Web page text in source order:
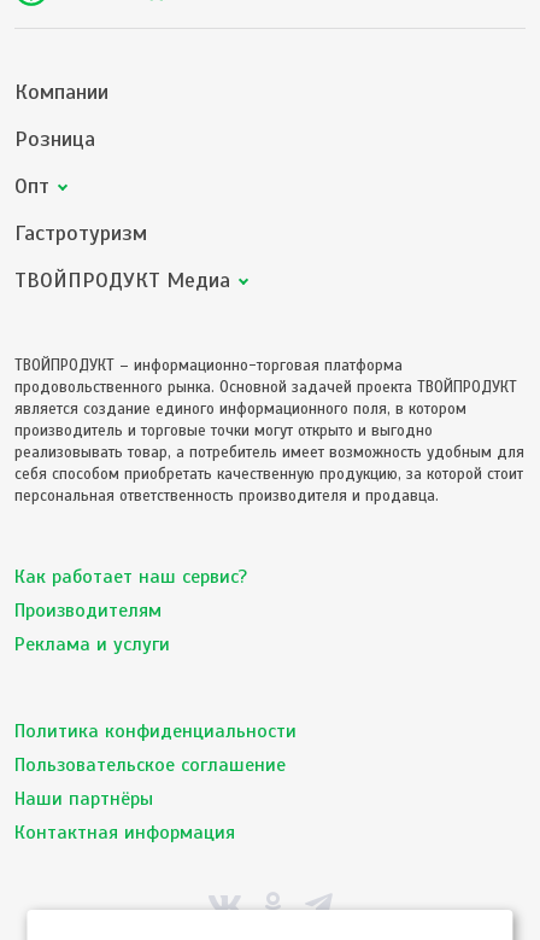
Компании
Розница
Опт
Гастротуризм
ТВОЙПРОДУКТ Медиа
ТВОЙПРОДУКТ – информационно-торговая платформа
продовольственного рынка. Основной задачей проекта ТВОЙПРОДУКТ
является создание единого информационного поля, в котором
производитель и торговые точки могут открыто и выгодно
реализовывать товар, а потребитель имеет возможность удобным для
себя способом приобретать качественную продукцию, за которой стоит
персональная ответственность производителя и продавца.
Как работает наш сервис?
Производителям
Реклама и услуги
Политика конфиденциальности
Пользовательское соглашение
Наши партнёры
Контактная информация